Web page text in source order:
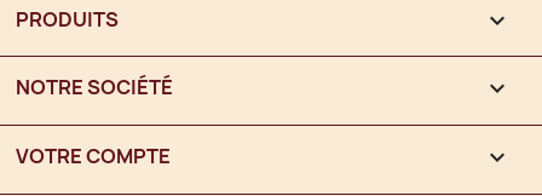
PRODUITS 
NOTRE SOCIÉTÉ 
VOTRE COMPTE 